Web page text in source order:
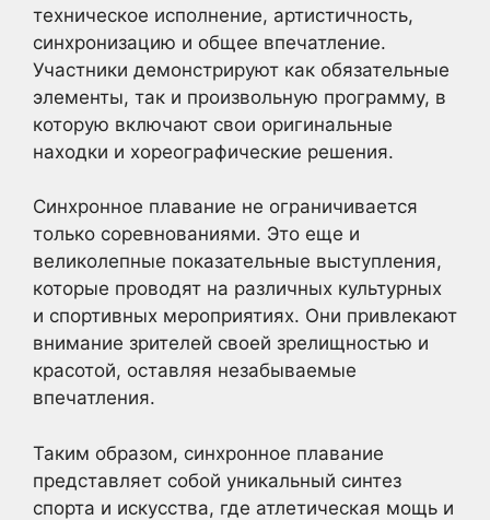
техническое исполнение, артистичность,
синхронизацию и общее впечатление.
Участники демонстрируют как обязательные
элементы, так и произвольную программу, в
которую включают свои оригинальные
находки и хореографические решения.
Синхронное плавание не ограничивается
только соревнованиями. Это еще и
великолепные показательные выступления,
которые проводят на различных культурных
и спортивных мероприятиях. Они привлекают
внимание зрителей своей зрелищностью и
красотой, оставляя незабываемые
впечатления.
Таким образом, синхронное плавание
представляет собой уникальный синтез
спорта и искусства, где атлетическая мощь и